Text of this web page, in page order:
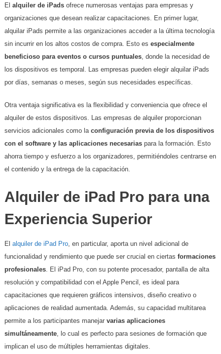
El alquiler de iPadsofrece numerosas ventajas para empresas y
organizaciones que desean realizar capacitaciones. En primer lugar,
alquilar iPads permite a las organizaciones acceder a la última tecnología
sin incurrir en los altos costos de compra. Esto es especialmente
beneficioso para eventos o cursos puntuales, donde la necesidad de
los dispositivos es temporal. Las empresas pueden elegir alquilar iPads
por días, semanas o meses, según sus necesidades específicas.
Otra ventaja significativa es la flexibilidad y conveniencia que ofrece el
alquiler de estos dispositivos. Las empresas de alquiler proporcionan
servicios adicionales como la configuración previa de los dispositivos
con el software y las aplicaciones necesarias para la formación. Esto
ahorra tiempo y esfuerzo a los organizadores, permitiéndoles centrarse en
el contenido y la entrega de la capacitación.
Alquiler de iPad Pro para una
Experiencia Superior
El alquiler de iPad Pro, en particular, aporta un nivel adicional de
funcionalidad y rendimiento que puede ser crucial en ciertas formaciones
profesionales. El iPad Pro, con su potente procesador, pantalla de alta
resolución y compatibilidad con el Apple Pencil, es ideal para
capacitaciones que requieren gráficos intensivos, diseño creativo o
aplicaciones de realidad aumentada. Además, su capacidad multitarea
permite a los participantes manejar varias aplicaciones
simultáneamente, lo cual es perfecto para sesiones de formación que
implican el uso de múltiples herramientas digitales.